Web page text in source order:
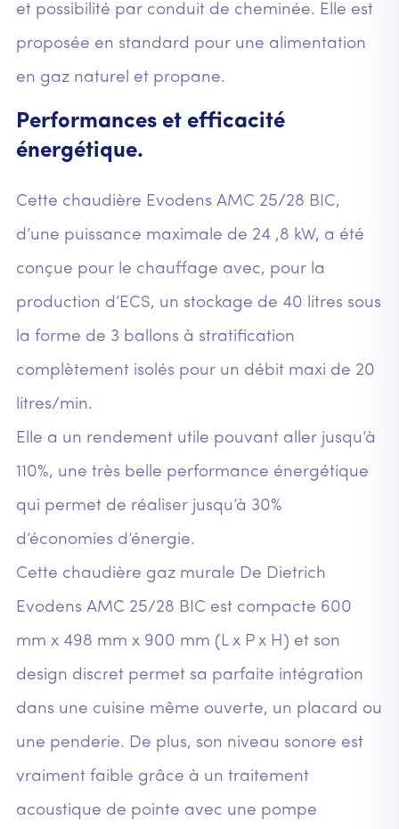
et possibilité par conduit de cheminée. Elle est
proposée en standard pour une alimentation
en gaz naturel et propane.
Performances et efficacité
énergétique.
Cette chaudière Evodens AMC 25/28 BIC,
d’une puissance maximale de 24 ,8 kW, a été
conçue pour le chauffage avec, pour la
production d’ECS, un stockage de 40 litres sous
la forme de 3 ballons à stratification
complètement isolés pour un débit maxi de 20
litres/min.
Elle a un rendement utile pouvant aller jusqu’à
110%, une très belle performance énergétique
qui permet de réaliser jusqu’à 30%
d’économies d’énergie.
Cette chaudière gaz murale De Dietrich
Evodens AMC 25/28 BIC est compacte 600
mm x 498 mm x 900 mm (L x P x H) et son
design discret permet sa parfaite intégration
dans une cuisine même ouverte, un placard ou
une penderie. De plus, son niveau sonore est
vraiment faible grâce à un traitement
acoustique de pointe avec une pompe